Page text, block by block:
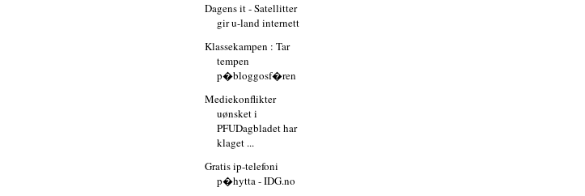
Dagens it - Satellitter
gir u-land internett
Klassekampen : Tar
tempen
p�bloggosf�ren
Mediekonflikter
uønsket i
PFUDagbladet har
klaget ...
Gratis ip-telefoni
p�hytta - IDG.no